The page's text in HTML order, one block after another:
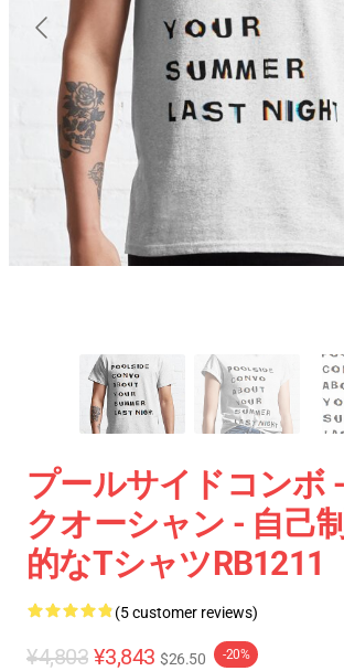
プールサイドコンボ
クオーシャン - 自己
的なTシャツRB1211
(5 customer reviews)
¥4,803 ¥3,843 $26.50 -20%